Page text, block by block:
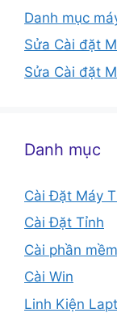
Danh mục
Sửa Cài đặt
Sửa Cài đặt
Danh mục
Cài Đặt Máy
Cài Đặt Tỉnh
Cài phần mềm
Cài Win
Linh Kiện